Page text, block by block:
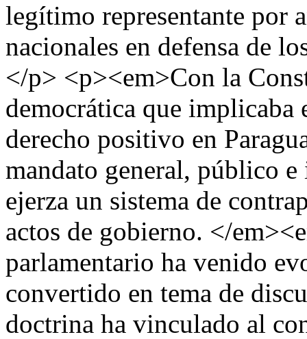
legítimo representante por
nacionales en defensa de
</p> <p><em>Con la
democrática que implicaba
derecho positivo en
mandato general, público
ejerza un sistema de
actos de gobierno. </
parlamentario ha venido
convertido en tema de
doctrina ha vinculado al